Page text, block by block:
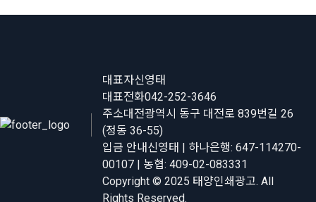
대표자신영태
대표전화042-252-3646
주소대전광역시 동구 대전로 839번길 26
(정동 36-55)
입금 안내 신영태 | 하나은행: 647-114270-
00107 | 농협: 409-02-083331
Copyright © 2025 태양인쇄광고. All
Rights Reserved.